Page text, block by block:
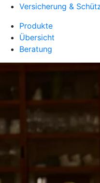
Versicherung &
Produkte
Übersicht
Beratung